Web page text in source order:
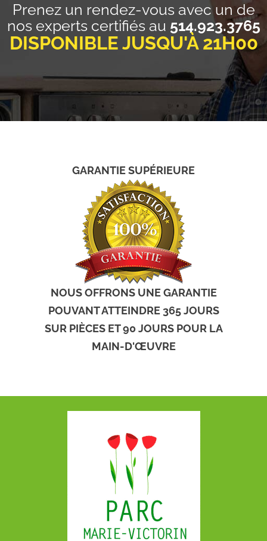
Prenez un rendez-vous avec un de
nos experts certifiés au 514.923.3765
DISPONIBLE JUSQU'À 21H00
GARANTIE SUPÉRIEURE
NOUS OFFRONS UNE GARANTIE
POUVANT ATTEINDRE 365 JOURS
SUR PIÈCES ET 90 JOURS POUR LA
MAIN-D'ŒUVRE